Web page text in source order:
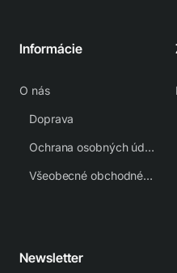
Informácie
O nás
Doprava
Ochrana osobných údajov
Všeobecné obchodné podmienky
Newsletter